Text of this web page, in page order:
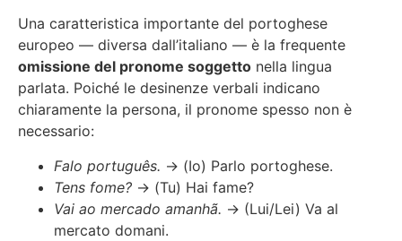
Una caratteristica importante del portoghese
europeo — diversa dall’italiano — è la frequente
omissione del pronome soggetto nella lingua
parlata. Poiché le desinenze verbali indicano
chiaramente la persona, il pronome spesso non è
necessario:
Falo português. → (Io) Parlo portoghese.
Tens fome? → (Tu) Hai fame?
Vai ao mercado amanhã. → (Lui/Lei) Va al
mercato domani.